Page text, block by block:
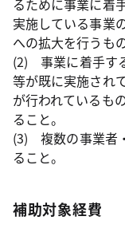
るために事業に着
実施している事業
への拡大を行うも
(2) 事業に着手す
等が既に実施され
が行われているも
ること。
(3) 複数の事業者
ること。
補助対象経費